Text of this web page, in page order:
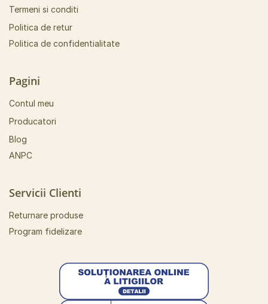
Termeni si conditi
Politica de retur
Politica de confidentialitate
Pagini
Contul meu
Producatori
Blog
ANPC
Servicii Clienti
Returnare produse
Program fidelizare